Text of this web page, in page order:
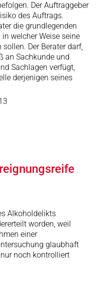
Der Auftraggeber
des Auftrags.
die grundlegenden
welcher Weise seine
Der Berater darf,
an Sachkunde und
Sachlagen verfügt,
derjenigen seines
Alkoholdelikts
worden, weil
einer
glaubhaft
noch kontrolliert